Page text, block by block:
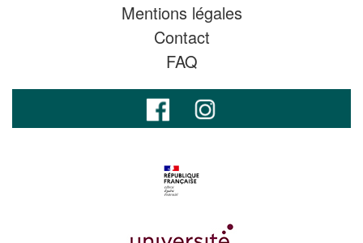
Mentions légales
Contact
FAQ